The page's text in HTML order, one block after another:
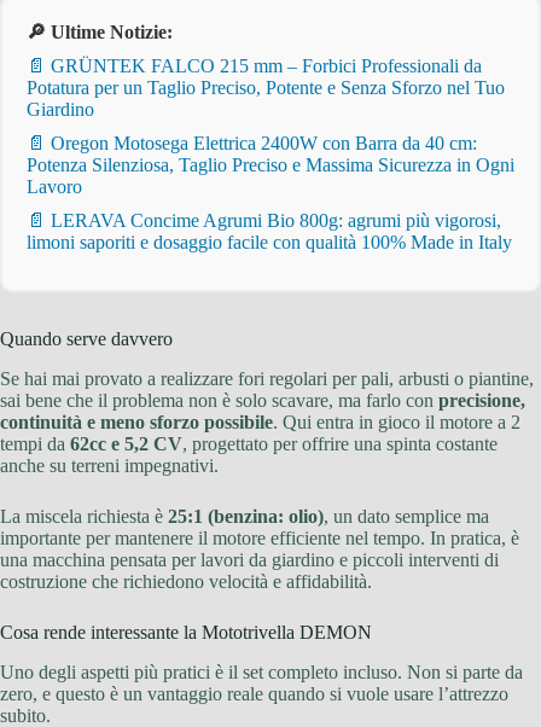
🔎 Ultime Notizie:
📄 GRÜNTEK FALCO 215 mm – Forbici Professionali da
Potatura per un Taglio Preciso, Potente e Senza Sforzo nel Tuo
Giardino
📄 Oregon Motosega Elettrica 2400W con Barra da 40 cm:
Potenza Silenziosa, Taglio Preciso e Massima Sicurezza in Ogni
Lavoro
📄 LERAVA Concime Agrumi Bio 800g: agrumi più vigorosi,
limoni saporiti e dosaggio facile con qualità 100% Made in Italy
Quando serve davvero
Se hai mai provato a realizzare fori regolari per pali, arbusti o piantine,
sai bene che il problema non è solo scavare, ma farlo con precisione,
continuità e meno sforzo possibile. Qui entra in gioco il motore a 2
tempi da 62cc e 5,2 CV, progettato per offrire una spinta costante
anche su terreni impegnativi.
La miscela richiesta è 25:1 (benzina: olio), un dato semplice ma
importante per mantenere il motore efficiente nel tempo. In pratica, è
una macchina pensata per lavori da giardino e piccoli interventi di
costruzione che richiedono velocità e affidabilità.
Cosa rende interessante la Mototrivella DEMON
Uno degli aspetti più pratici è il set completo incluso. Non si parte da
zero, e questo è un vantaggio reale quando si vuole usare l’attrezzo
subito.